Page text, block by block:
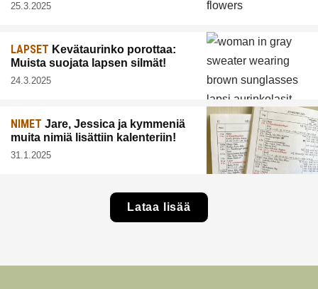
25.3.2025
LAPSET Kevätaurinko porottaa:
Muista suojata lapsen silmät!
24.3.2025
NIMET Jare, Jessica ja kymmeniä
muita nimiä lisättiin kalenteriin!
31.1.2025
Lataa lisää